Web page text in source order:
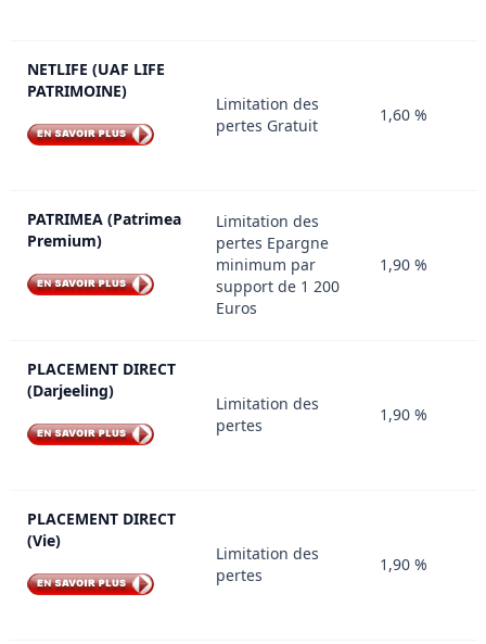
NETLIFE (UAF LIFE
PATRIMOINE)
Limitation des
pertes Gratuit
1,60 %
PATRIMEA (Patrimea
Premium)
Limitation des
pertes Epargne
minimum par
support de 1 200
Euros
1,90 %
PLACEMENT DIRECT
(Darjeeling)
Limitation des
pertes
1,90 %
PLACEMENT DIRECT
(Vie)
Limitation des
pertes
1,90 %